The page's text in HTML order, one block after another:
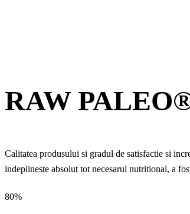
RAW
Calitatea produsului si gradul de satisfactie si
indeplineste absolut tot necesarul nutritional, a
80%